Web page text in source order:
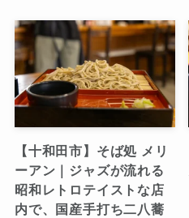
【十和田市】そば処 メリ
ーアン｜ジャズが流れる
昭和レトロテイストな店
内で、国産手打ち二八蕎